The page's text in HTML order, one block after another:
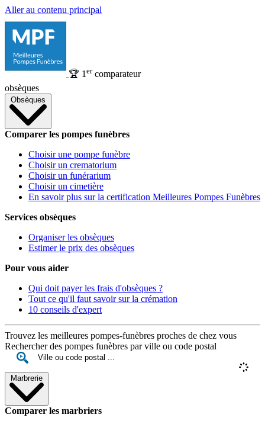
Aller au contenu principal
🏆 1 ercomparateur
obsèques
Obsèques
Comparer les pompes funèbres
Choisir une pompe funèbre
Choisir un crematorium
Choisir un funérarium
Choisir un cimetière
En savoir plus sur la certification Meilleures Pompes Funèbres
Services obsèques
Organiser les obsèques
Estimer le prix des obsèques
Pour vous aider
Qui doit payer les frais d'obsèques ?
Tout ce qu'il faut savoir sur la crémation
10 conseils d'expert
Trouvez les meilleures pompes-funèbres proches de chez vous
Rechercher des pompes funèbres par ville ou code postal
Marbrerie
Comparer les marbriers